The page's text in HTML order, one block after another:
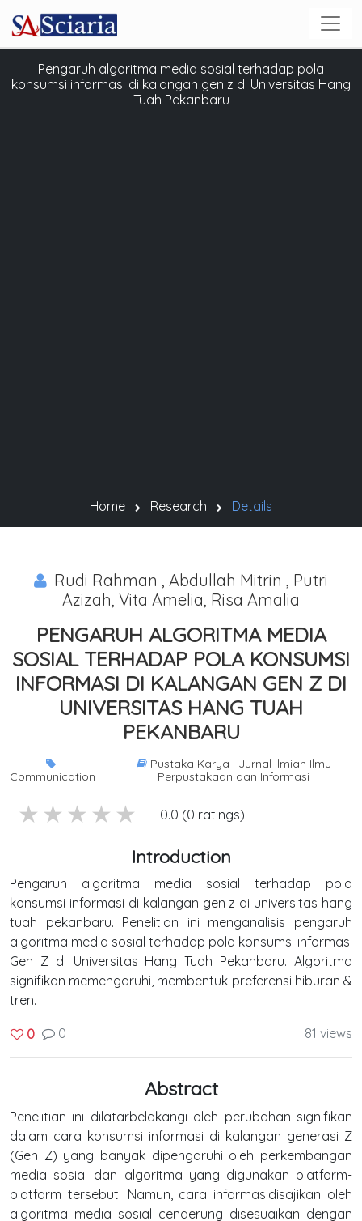
Pengaruh algoritma media sosial terhadap pola
konsumsi informasi di kalangan gen z di Universitas Hang
Tuah Pekanbaru
Home Research Details
Rudi Rahman , Abdullah Mitrin , Putri
Azizah, Vita Amelia, Risa Amalia
PENGARUH ALGORITMA MEDIA
SOSIAL TERHADAP POLA KONSUMSI
INFORMASI DI KALANGAN GEN Z DI
UNIVERSITAS HANG TUAH
PEKANBARU
Communication
Pustaka Karya : Jurnal Ilmiah Ilmu
Perpustakaan dan Informasi
1 stars
2 stars
3 stars
4 stars
5 stars 0.0 (0 ratings)
Introduction
Pengaruh algoritma media sosial terhadap pola
konsumsi informasi di kalangan gen z di universitas hang
tuah pekanbaru. Penelitian ini menganalisis pengaruh
algoritma media sosial terhadap pola konsumsi informasi
Gen Z di Universitas Hang Tuah Pekanbaru. Algoritma
signifikan memengaruhi, membentuk preferensi hiburan &
tren.
0 0 81 views
Abstract
Penelitian ini dilatarbelakangi oleh perubahan signifikan
dalam cara konsumsi informasi di kalangan generasi Z
(Gen Z) yang banyak dipengaruhi oleh perkembangan
media sosial dan algoritma yang digunakan platform-
platform tersebut. Namun, cara informasidisajikan oleh
algoritma media sosial cenderung disesuaikan dengan